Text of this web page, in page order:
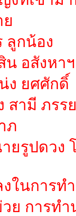
ลูกน้อง
น อสังหาฯ
ง ยศศักดิ์
สามี ภรร
ภ
ยรูปดวง
ในการ
ย การท